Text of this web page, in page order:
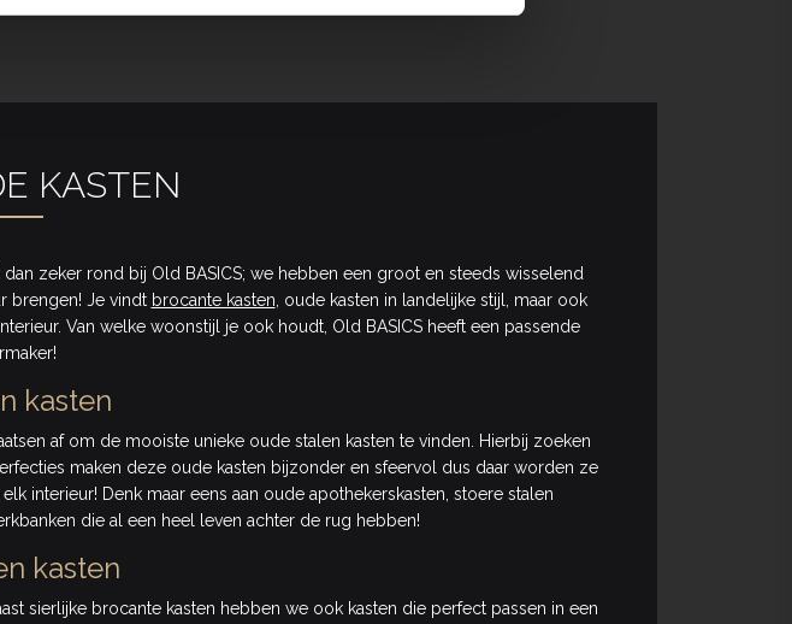
KASTEN
zeker rond bij Old BASICS; we hebben een groot en steeds wisselend
brengen! Je vindt brocante kasten , oude kasten in landelijke stijl, maar ook
Van welke woonstijl je ook houdt, Old BASICS heeft een passende
kasten
af om de mooiste unieke oude stalen kasten te vinden. Hierbij zoeken
maken deze oude kasten bijzonder en sfeervol dus daar worden ze
interieur! Denk maar eens aan oude apothekerskasten, stoere stalen
die al een heel leven achter de rug hebben!
kasten
sierlijke brocante kasten hebben we ook kasten die perfect passen in een